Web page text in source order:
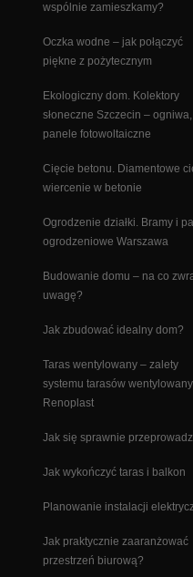
wspólnie zamieszkamy?
Oczka wodne – jak połączyć
piękne z pożytecznym
Ekologiczny dom. Kolektory
słoneczne Szczecin – ogniwa,
panele fotowoltaiczne
Cięcie betonu. Diamentowe
wiercenie w betonie
Ogrodzenie działki. Bramy i
ogrodzeniowe Warszawa
Budowanie domu – na co
uwagę?
Jak zbudować idealny dom?
Taras wentylowany – zalety
systemu tarasów
Renoplast
Jak się sprawnie
Jak wykończyć taras i balkon
Planowanie instalacji
Jak praktycznie zaaranżować
przestrzeń biurową?